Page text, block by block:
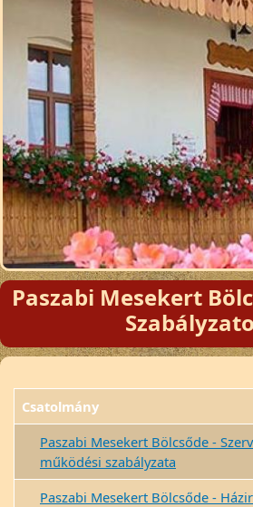
Paszabi Mesekert
Csatolmány
Paszabi Mesekert Bölcsőde -
működési szabályzata
Paszabi Mesekert Bölcsőde -